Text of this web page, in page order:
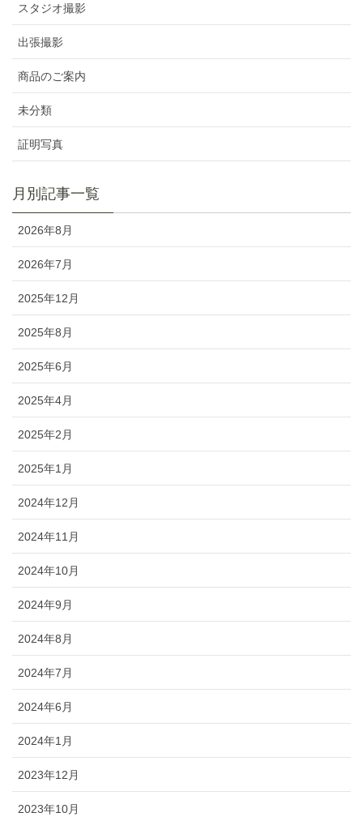
スタジオ撮影
出張撮影
商品のご案内
未分類
証明写真
月別記事一覧
2026年8月
2026年7月
2025年12月
2025年8月
2025年6月
2025年4月
2025年2月
2025年1月
2024年12月
2024年11月
2024年10月
2024年9月
2024年8月
2024年7月
2024年6月
2024年1月
2023年12月
2023年10月